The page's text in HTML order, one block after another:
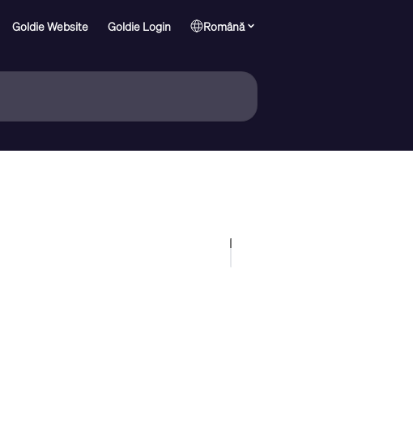
Goldie Website Goldie Login Română